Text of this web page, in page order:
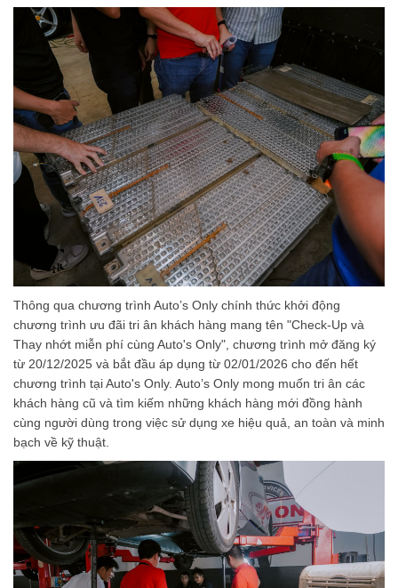
Thông qua chương trình Auto’s Only chính thức khởi động
chương trình ưu đãi tri ân khách hàng mang tên "Check-Up và
Thay nhớt miễn phí cùng Auto's Only", chương trình mở đăng ký
từ 20/12/2025 và bắt đầu áp dụng từ 02/01/2026 cho đến hết
chương trình tại Auto's Only. Auto’s Only mong muốn tri ân các
khách hàng cũ và tìm kiếm những khách hàng mới đồng hành
cùng người dùng trong việc sử dụng xe hiệu quả, an toàn và minh
bạch về kỹ thuật.